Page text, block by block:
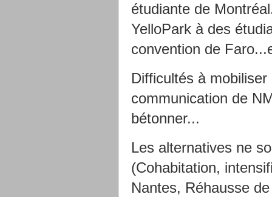
étudiante de
YelloPark à des
convention de
Difficultés à
communication de
bétonner...
Les alternatives ne
(Cohabitation,
Nantes, Réhausse